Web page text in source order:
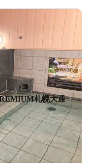
札幌大通